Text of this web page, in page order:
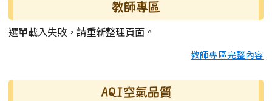
教師專區
選單載入失敗，請重新整理頁面。
教師專區完整內容
AQI空氣品質